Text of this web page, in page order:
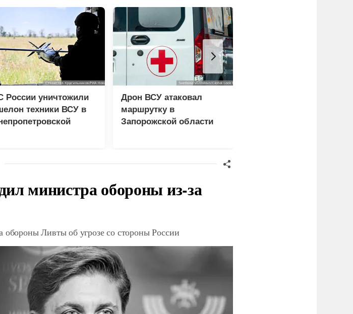
России уничтожили
техники ВСУ в
Дрон ВСУ атаковал
маршрутку в
Запорожской области
министра обороны из-за
Ливты об угрозе со стороны России